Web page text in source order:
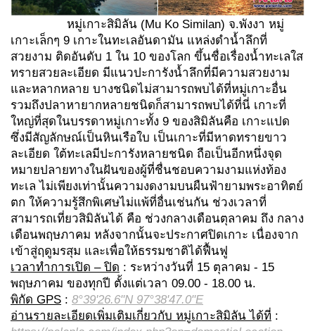
หมู่เกาะสิมิลัน (Mu Ko Similan) จ.พังงา หมู่
เกาะเล็กๆ 9 เกาะในทะเลอันดามัน แหล่งดำน้ำลึกที่
สวยงาม ติดอันดับ 1 ใน 10 ของโลก ขึ้นชื่อเรื่องน้ำทะเลใส
ทรายสวยละเอียด มีแนวปะการังน้ำลึกที่มีความสวยงาม
และหลากหลาย บางชนิดไม่สามารถพบได้ที่หมู่เกาะอื่น
รวมถึงปลาหายากหลายชนิดก็สามารถพบได้ที่นี่ เกาะที่
ใหญ่ที่สุดในบรรดาหมู่เกาะทั้ง 9 ของสิมิลันคือ เกาะแปด
ซึ่งมีสัญลักษณ์เป็นหินเรือใบ เป็นเกาะที่มีหาดทรายขาว
ละเอียด ใต้ทะเลมีปะการังหลายชนิด ถือเป็นอีกหนึ่งจุด
หมายปลายทางในฝันของผู้ที่ชื่นชอบความงามแห่งท้อง
ทะเล ไม่เพียงเท่านั้นความงดงามบนผืนฟ้ายามพระอาทิตย์
ตก ให้ความรู้สึกพิเศษไม่แพ้ที่อื่นเช่นกัน ช่วงเวลาที่
สามารถเที่ยวสิมิลันได้ คือ ช่วงกลางเดือนตุลาคม ถึง กลาง
เดือนพฤษภาคม หลังจากนั้นจะประกาศปิดเกาะ เนื่องจาก
เข้าสู่ฤดูมรสุม และเพื่อให้ธรรมชาติได้ฟื้นฟู
เวลาทำการเปิด – ปิด : ระหว่างวันที่ 15 ตุลาคม - 15
พฤษภาคม ของทุกปี ตั้งแต่เวลา 09.00 - 18.00 น.
พิกัด GPS : 8°39'26.6"N 97°38'47.0"E
อ่านรายละเอียดเพิ่มเติมเกี่ยวกับ หมู่เกาะสิมิลัน ได้ที่ :